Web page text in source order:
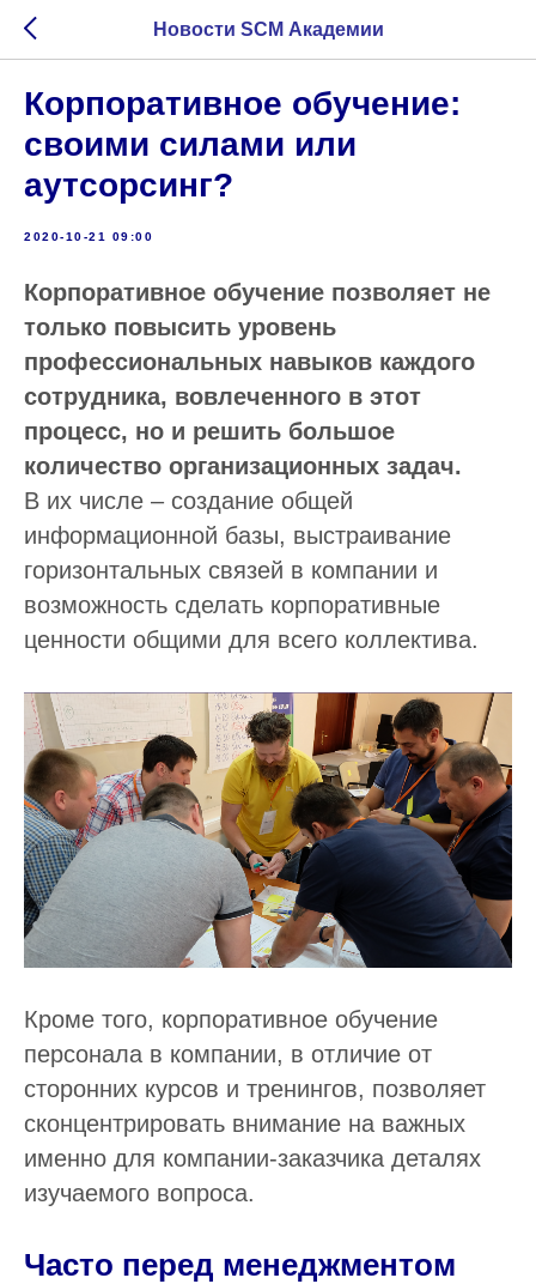
Новости SCM Академии
Корпоративное обучение:
своими силами или
аутсорсинг?
2020-10-21 09:00
Корпоративное обучение позволяет не
только повысить уровень
профессиональных навыков каждого
сотрудника, вовлеченного в этот
процесс, но и решить большое
количество организационных задач.
В их числе – создание общей
информационной базы, выстраивание
горизонтальных связей в компании и
возможность сделать корпоративные
ценности общими для всего коллектива.
Кроме того, корпоративное обучение
персонала в компании, в отличие от
сторонних курсов и тренингов, позволяет
сконцентрировать внимание на важных
именно для компании-заказчика деталях
изучаемого вопроса.
Часто перед менеджментом